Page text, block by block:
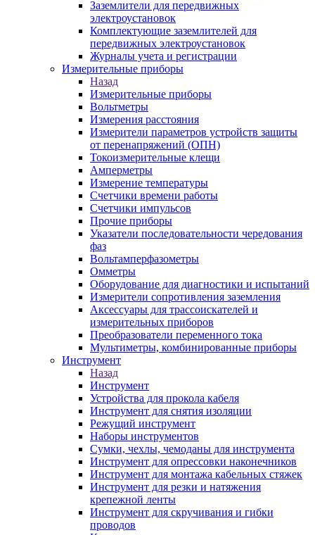
Заземлители для передвижных
электроустановок
Комплектующие заземлителей для
передвижных электроустановок
Журналы учета и регистрации
Измерительные приборы
Назад
Измерительные приборы
Вольтметры
Измерения расстояния
Измерители параметров устройств защиты
от перенапряжений (ОПН)
Токоизмерительные клещи
Амперметры
Измерение температуры
Счетчики времени работы
Счетчики импульсов
Прочие приборы
Указатели последовательности чередования
фаз
Вольтамперфазометры
Омметры
Оборудование для диагностики и испытаний
Измерители сопротивления заземления
Аксессуары для трассоискателей и
измерительных приборов
Преобразователи переменного тока
Мультиметры, комбинированные приборы
Инструмент
Назад
Инструмент
Устройства для прокола кабеля
Инструмент для снятия изоляции
Режущий инструмент
Наборы инструментов
Сумки, чехлы, чемоданы для инструмента
Инструмент для опрессовки наконечников
Инструмент для монтажа кабельных стяжек
Инструмент для резки и натяжения
крепежной ленты
Инструмент для скручивания и гибки
проводов